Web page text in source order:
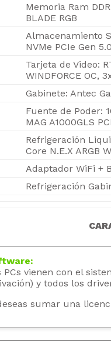
Memoria Ram
BLADE RGB
Almacenamiento
NVMe PCIe Gen 5.0
Tarjeta de Video:
WINDFORCE OC,
Gabinete: Antec
Fuente de Poder:
MAG A1000GLS
Refrigeración
Core N.E.X ARGB
Adaptador WiFi +
Refrigeración
PCs vienen con el
y todos los
sumar una